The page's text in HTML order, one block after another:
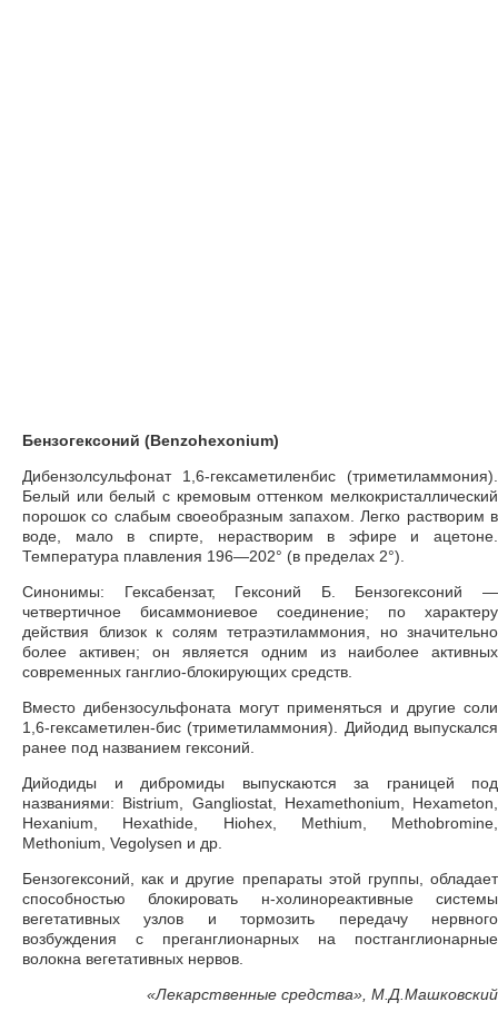
Бензогексоний (Benzohexonium)
Дибензолсульфонат 1,6-гексаметиленбис (триметиламмония).
Белый или белый с кремовым оттенком мелкокристаллический
порошок со слабым своеобразным запахом. Легко растворим в
воде, мало в спирте, нерастворим в эфире и ацетоне.
Температура плавления 196—202° (в пределах 2°).
Синонимы: Гексабензат, Гексоний Б. Бензогексоний —
четвертичное бисаммониевое соединение; по характеру
действия близок к солям тетраэтиламмония, но значительно
более активен; он является одним из наиболее активных
современных ганглио-блокирующих средств.
Вместо дибензосульфоната могут применяться и другие соли
1,6-гексаметилен-бис (триметиламмония). Дийодид выпускался
ранее под названием гексоний.
Дийодиды и дибромиды выпускаются за границей под
названиями: Bistrium, Gangliostat, Hexamethonium, Hexameton,
Hexanium, Hexathide, Hiohex, Methium, Methobromine,
Methonium, Vegolysen и др.
Бензогексоний, как и другие препараты этой группы, обладает
способностью блокировать н-холинореактивные системы
вегетативных узлов и тормозить передачу нервного
возбуждения с преганглионарных на постганглионарные
волокна вегетативных нервов.
«Лекарственные средства», М.Д.Машковский